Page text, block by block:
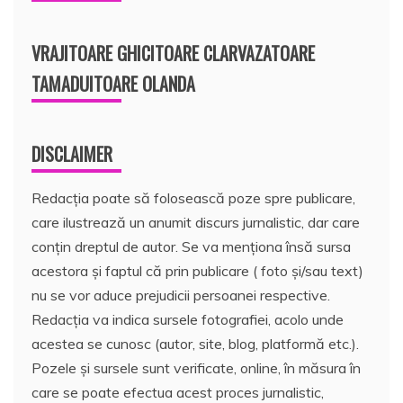
VRAJITOARE GHICITOARE CLARVAZATOARE
TAMADUITOARE OLANDA
DISCLAIMER
Redacția poate să folosească poze spre publicare,
care ilustrează un anumit discurs jurnalistic, dar care
conțin dreptul de autor. Se va menționa însă sursa
acestora și faptul că prin publicare ( foto și/sau text)
nu se vor aduce prejudicii persoanei respective.
Redacția va indica sursele fotografiei, acolo unde
acestea se cunosc (autor, site, blog, platformă etc.).
Pozele și sursele sunt verificate, online, în măsura în
care se poate efectua acest proces jurnalistic,